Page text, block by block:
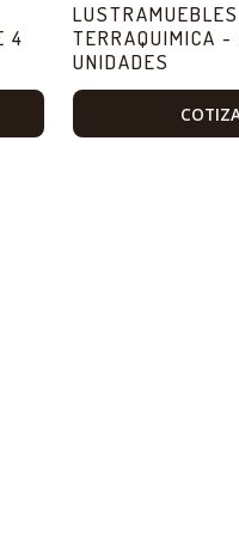
4
TERRAQUIMICA
UNIDADES